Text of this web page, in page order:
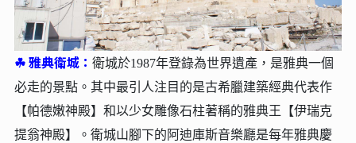
☘︎雅典衛城： 衛城於1987年登錄為世界遺產，是雅典一個
必走的景點。其中最引人注目的是古希臘建築經典代表作
【帕德嫩神殿】和以少女雕像石柱著稱的雅典王【伊瑞克
提翁神殿】。衛城山腳下的阿迪庫斯音樂廳是每年雅典慶